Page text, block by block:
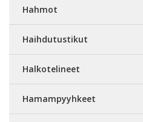
Hahmot
Haihdutustikut
Halkotelineet
Hamampyyhkeet